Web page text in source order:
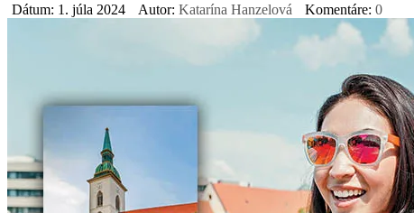
Dátum: 1. júla 2024 Autor: Katarína Hanzelová Komentáre: 0